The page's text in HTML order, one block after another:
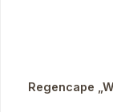
Regencape